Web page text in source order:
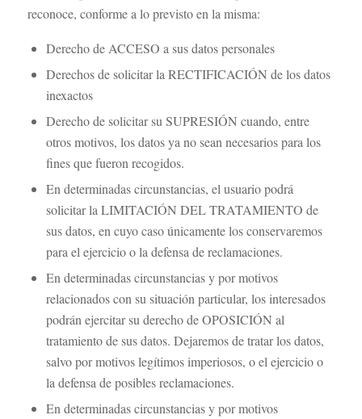
reconoce, conforme a lo previsto en la misma:
Derecho de ACCESO a sus datos personales
Derechos de solicitar la RECTIFICACIÓN de los datos
inexactos
Derecho de solicitar su SUPRESIÓN cuando, entre
otros motivos, los datos ya no sean necesarios para los
fines que fueron recogidos.
En determinadas circunstancias, el usuario podrá
solicitar la LIMITACIÓN DEL TRATAMIENTO de
sus datos, en cuyo caso únicamente los conservaremos
para el ejercicio o la defensa de reclamaciones.
En determinadas circunstancias y por motivos
relacionados con su situación particular, los interesados
podrán ejercitar su derecho de OPOSICIÓN al
tratamiento de sus datos. Dejaremos de tratar los datos,
salvo por motivos legítimos imperiosos, o el ejercicio o
la defensa de posibles reclamaciones.
En determinadas circunstancias y por motivos